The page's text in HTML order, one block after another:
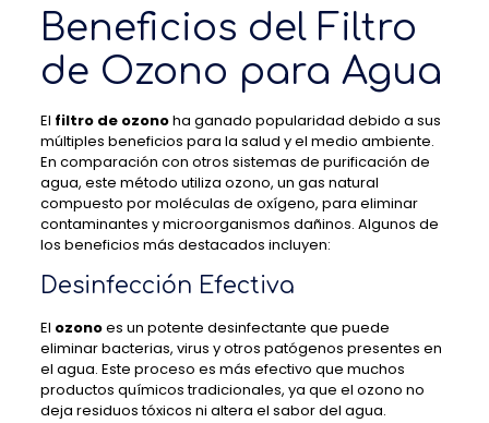
Beneficios del Filtro
de Ozono para Agua
El filtro de ozonoha ganado popularidad debido a sus
múltiples beneficios para la salud y el medio ambiente.
En comparación con otros sistemas de purificación de
agua, este método utiliza ozono, un gas natural
compuesto por moléculas de oxígeno, para eliminar
contaminantes y microorganismos dañinos. Algunos de
los beneficios más destacados incluyen:
Desinfección Efectiva
El ozonoes un potente desinfectante que puede
eliminar bacterias, virus y otros patógenos presentes en
el agua. Este proceso es más efectivo que muchos
productos químicos tradicionales, ya que el ozono no
deja residuos tóxicos ni altera el sabor del agua.